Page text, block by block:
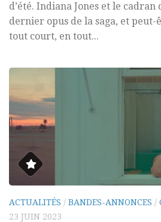
d’été. Indiana Jones et le cadran
dernier opus de la saga, et
tout court, en tout...
ACTUALITÉS / BANDES-ANNONCES /
23 JUIN 2023